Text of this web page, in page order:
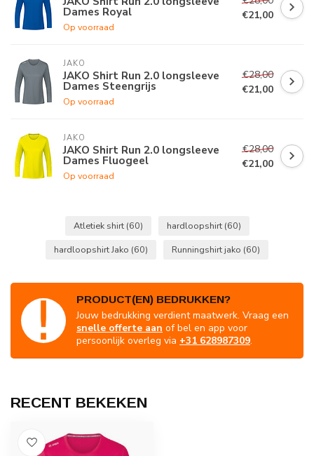
Dames Royal
Op voorraad
€21,00
JAKO
JAKO Shirt Run 2.0 longsleeve
Dames Steengrijs
Op voorraad
€28,00
€21,00
JAKO
JAKO Shirt Run 2.0 longsleeve
Dames Fluogeel
Op voorraad
€28,00
€21,00
Atletiek shirt (60) hardloopshirt (60)
hardloopshirt Jako (60) Runningshirt jako (60)
PRODUCT(EN) BEDRUKKEN?
Jouw bedrukking verdient maatwerk. Vraag een
snelle offerte aan of bel en app voor
persoonlijk overleg via +31 628987309.
RECENT BEKEKEN